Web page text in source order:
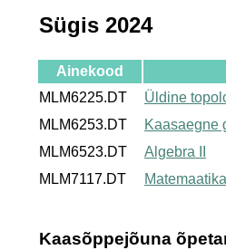
Sügis 2024
Ainekood
MLM6225.DT
Üldine
MLM6253.DT
Kaasaegne
MLM6523.DT
Algebra II
MLM7117.DT
Kaasõppejõuna